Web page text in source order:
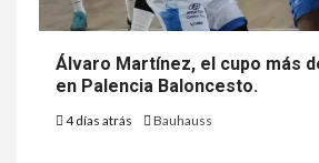
Álvaro Martínez, el cupo más
en Palencia Baloncesto.
4 días atrás Bauhauss